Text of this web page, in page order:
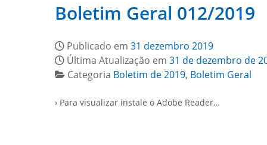
Boletim Geral 012/2019
Publicado em 31 dezembro 2019
Última Atualização em 31 de dezembro de
Categoria Boletim de 2019, Boletim Geral
› Para visualizar instale o Adobe Reader…